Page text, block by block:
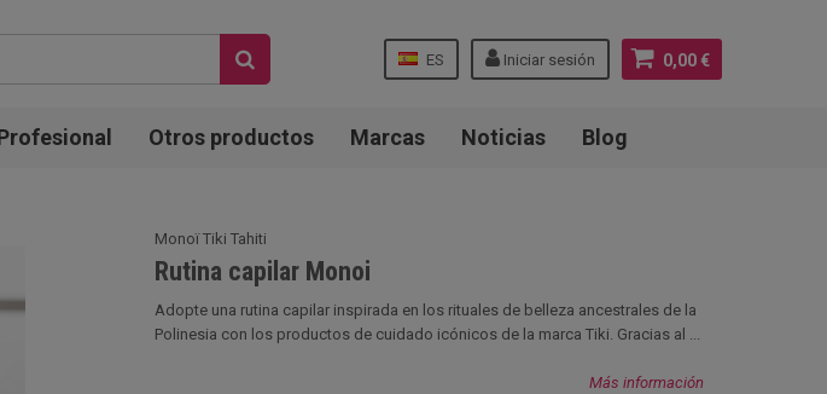
0,00 €
Iniciar sesión
ES
Otros productos Marcas Noticias Blog
Monoï Tiki Tahiti
Rutina capilar Monoi
Adopte una rutina capilar inspirada en los rituales de belleza ancestrales de la
Polinesia con los productos de cuidado icónicos de la marca Tiki. Gracias al ...
Más información